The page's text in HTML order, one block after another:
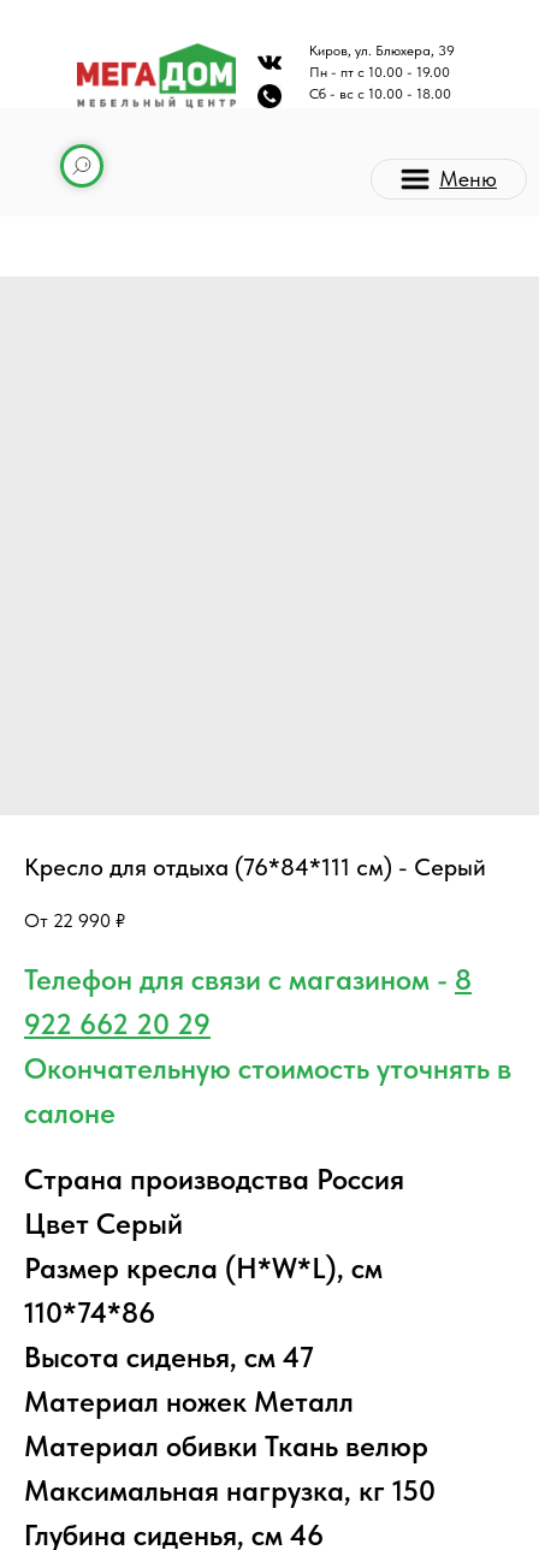
Киров, ул. Блюхера, 39
Пн - пт с 10.00 - 19.00
Сб - вс с 10.00 - 18.00
Меню
Кресло для отдыха (76*84*111 см) - Серый
22 990 ₽
Телефон для связи с магазином - 8
922 662 20 29
Окончательную стоимость уточнять в
салоне
Страна производства Россия
Цвет Серый
Размер кресла (H*W*L), см
110*74*86
Высота сиденья, см 47
Материал ножек Металл
Материал обивки Ткань велюр
Максимальная нагрузка, кг 150
Глубина сиденья, см 46